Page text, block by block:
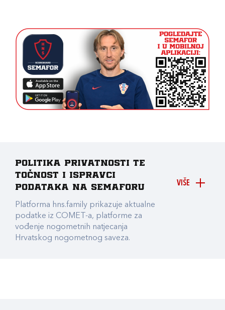
VIŠE
Politika privatnosti te
točnost i ispravci
podataka na Semaforu
Platforma hns.family prikazuje aktualne
podatke iz COMET-a, platforme za
vođenje nogometnih natjecanja
Hrvatskog nogometnog saveza.